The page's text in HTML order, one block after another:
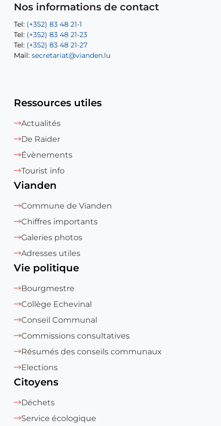
Nos informations de contact
Tel: (+352) 83 48 21-1
Tel: (+352) 83 48 21-23
Tel: (+352) 83 48 21-27
Mail: secretariat@vianden.lu
Tel: (+352) 83 48 21-20
Tel: (+352) 83 48 21-22
Mail:sofia.carvalho@vianden.lu
Mail: diane.storn@vianden.lu
Mail:recette@vianden.lu
Tel:(+352) 83 48 21-31
Tel:Permanence (Fuite d’eau) : 83 48 21 61
Ressources utiles
Actualités
De Raider
Évènements
Tourist info
Vianden
Commune de Vianden
Chiffres importants
Galeries photos
Adresses utiles
Vie politique
Bourgmestre
Collège Echevinal
Conseil Communal
Commissions consultatives
Résumés des conseils communaux
Elections
Citoyens
Déchets
Service écologique